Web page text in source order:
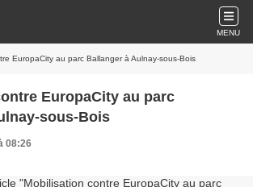
MENU
EuropaCity au parc Ballanger à Aulnay-sous-Bois
EuropaCity au parc
sous-Bois
08:26